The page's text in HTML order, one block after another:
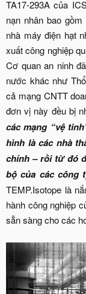
TA17-293A của
nạn nhân bao
nhà máy điện hạt
xuất công nghiệp
Cơ quan an ninh
nước khác như
cả mạng CNTT
đơn vị này đều bị
các mạng “vệ
hình là các nhà
chính – rồi từ đó
bộ của các công
TEMP.Isotope là
hành công nghiệp
sẵn sàng cho các